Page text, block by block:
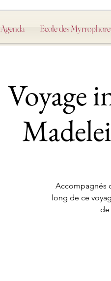
Agenda Ecole des
Voyage
Accompagnés
long de ce
de